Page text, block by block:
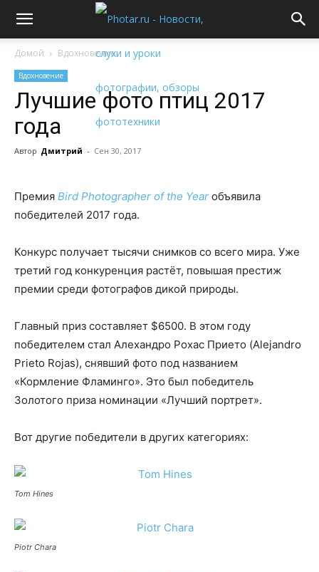
Домой Вдохновение
Вдохновение
Лучшие фото птиц 2017
года
Автор Дмитрий - Сен 30, 2017
Премия Bird Photographer of the Year объявила
победителей 2017 года.
Конкурс получает тысячи снимков со всего мира. Уже
третий год конкуренция растёт, повышая престиж
премии среди фотографов дикой природы.
Главный приз составляет $6500. В этом году
победителем стал Алехандро Рохас Прието (Alejandro
Prieto Rojas), снявший фото под названием
«Кормление Фламинго». Это был победитель
Золотого приза номинации «Лучший портрет».
Вот другие победители в других категориях:
Tom Hines
Piotr Chara